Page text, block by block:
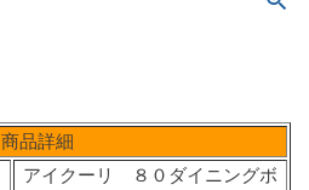
商品詳細
アイクーリ ８０ダイニングボ